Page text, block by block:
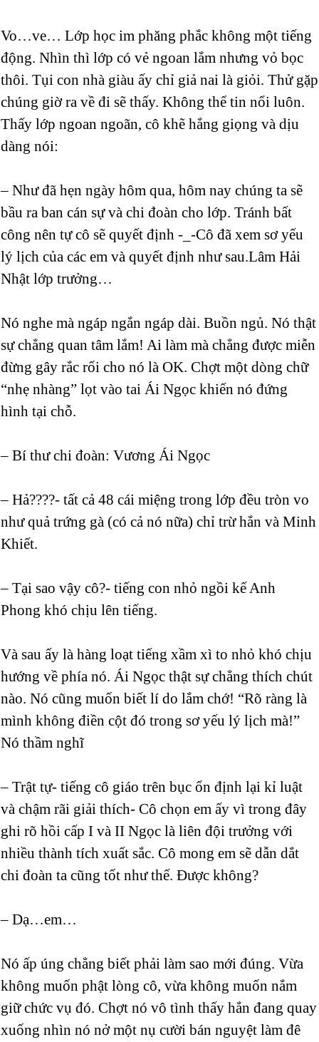
Vo…ve… Lớp học im phăng phắc không một tiếng
động. Nhìn thì lớp có vẻ ngoan lắm nhưng vỏ bọc
thôi. Tụi con nhà giàu ấy chỉ giả nai là giỏi. Thử gặp
chúng giờ ra về đi sẽ thấy. Không thể tin nổi luôn.
Thấy lớp ngoan ngoãn, cô khẽ hắng giọng và dịu
dàng nói:
– Như đã hẹn ngày hôm qua, hôm nay chúng ta sẽ
bầu ra ban cán sự và chi đoàn cho lớp. Tránh bất
công nên tự cô sẽ quyết định -_-Cô đã xem sơ yếu
lý lịch của các em và quyết định như sau.Lâm Hải
Nhật lớp trưởng…
Nó nghe mà ngáp ngắn ngáp dài. Buồn ngủ. Nó thật
sự chẳng quan tâm lắm! Ai làm mà chẳng được miễn
đừng gây rắc rối cho nó là OK. Chợt một dòng chữ
“nhẹ nhàng” lọt vào tai Ái Ngọc khiến nó đứng
hình tại chỗ.
– Bí thư chi đoàn: Vương Ái Ngọc
– Hả????- tất cả 48 cái miệng trong lớp đều tròn vo
như quả trứng gà (có cả nó nữa) chỉ trừ hắn và Minh
Khiết.
– Tại sao vậy cô?- tiếng con nhỏ ngồi kế Anh
Phong khó chịu lên tiếng.
Và sau ấy là hàng loạt tiếng xầm xì to nhỏ khó chịu
hướng về phía nó. Ái Ngọc thật sự chẳng thích chút
nào. Nó cũng muốn biết lí do lắm chớ! “Rõ ràng là
mình không điền cột đó trong sơ yếu lý lịch mà!”
Nó thầm nghĩ
– Trật tự- tiếng cô giáo trên bục ổn định lại kỉ luật
và chậm rãi giải thích- Cô chọn em ấy vì trong đây
ghi rõ hồi cấp I và II Ngọc là liên đội trưởng với
nhiều thành tích xuất sắc. Cô mong em sẽ dẫn dắt
chi đoàn ta cũng tốt như thế. Được không?
– Dạ…em…
Nó ấp úng chẳng biết phải làm sao mới đúng. Vừa
không muốn phật lòng cô, vừa không muốn nắm
giữ chức vụ đó. Chợt nó vô tình thấy hắn đang quay
xuống nhìn nó nở một nụ cười bán nguyệt làm đê